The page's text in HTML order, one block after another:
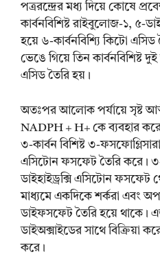
পত্ররন্দ্রের মধ্য দিয়ে কোষে
কার্বনবিশিষ্ট রাইবুলোজ-১, ৫-
হয়ে ৬-কার্বনবিশ্যি কিটো এসিড
ভেঙে গিয়ে তিন কার্বনবিশিষ্ট
এসিড তৈরি হয়।
অতঃপর আলোক পর্যায়ে সৃষ্ট
NADPH + H+ কে ব্যবহার
৩-কার্বন বিশিষ্ট ৩-
এসিটোন ফসফেট তৈরি করে।
ডাইহাইড্রক্সি এসিটোন ফসফেট
মাধ্যমে একদিকে শর্করা এবং
ডাইফসফেট তৈরি হয়ে থাকে।
ডাইঅক্সাইডের সাথে বিক্রিয়া
করে।